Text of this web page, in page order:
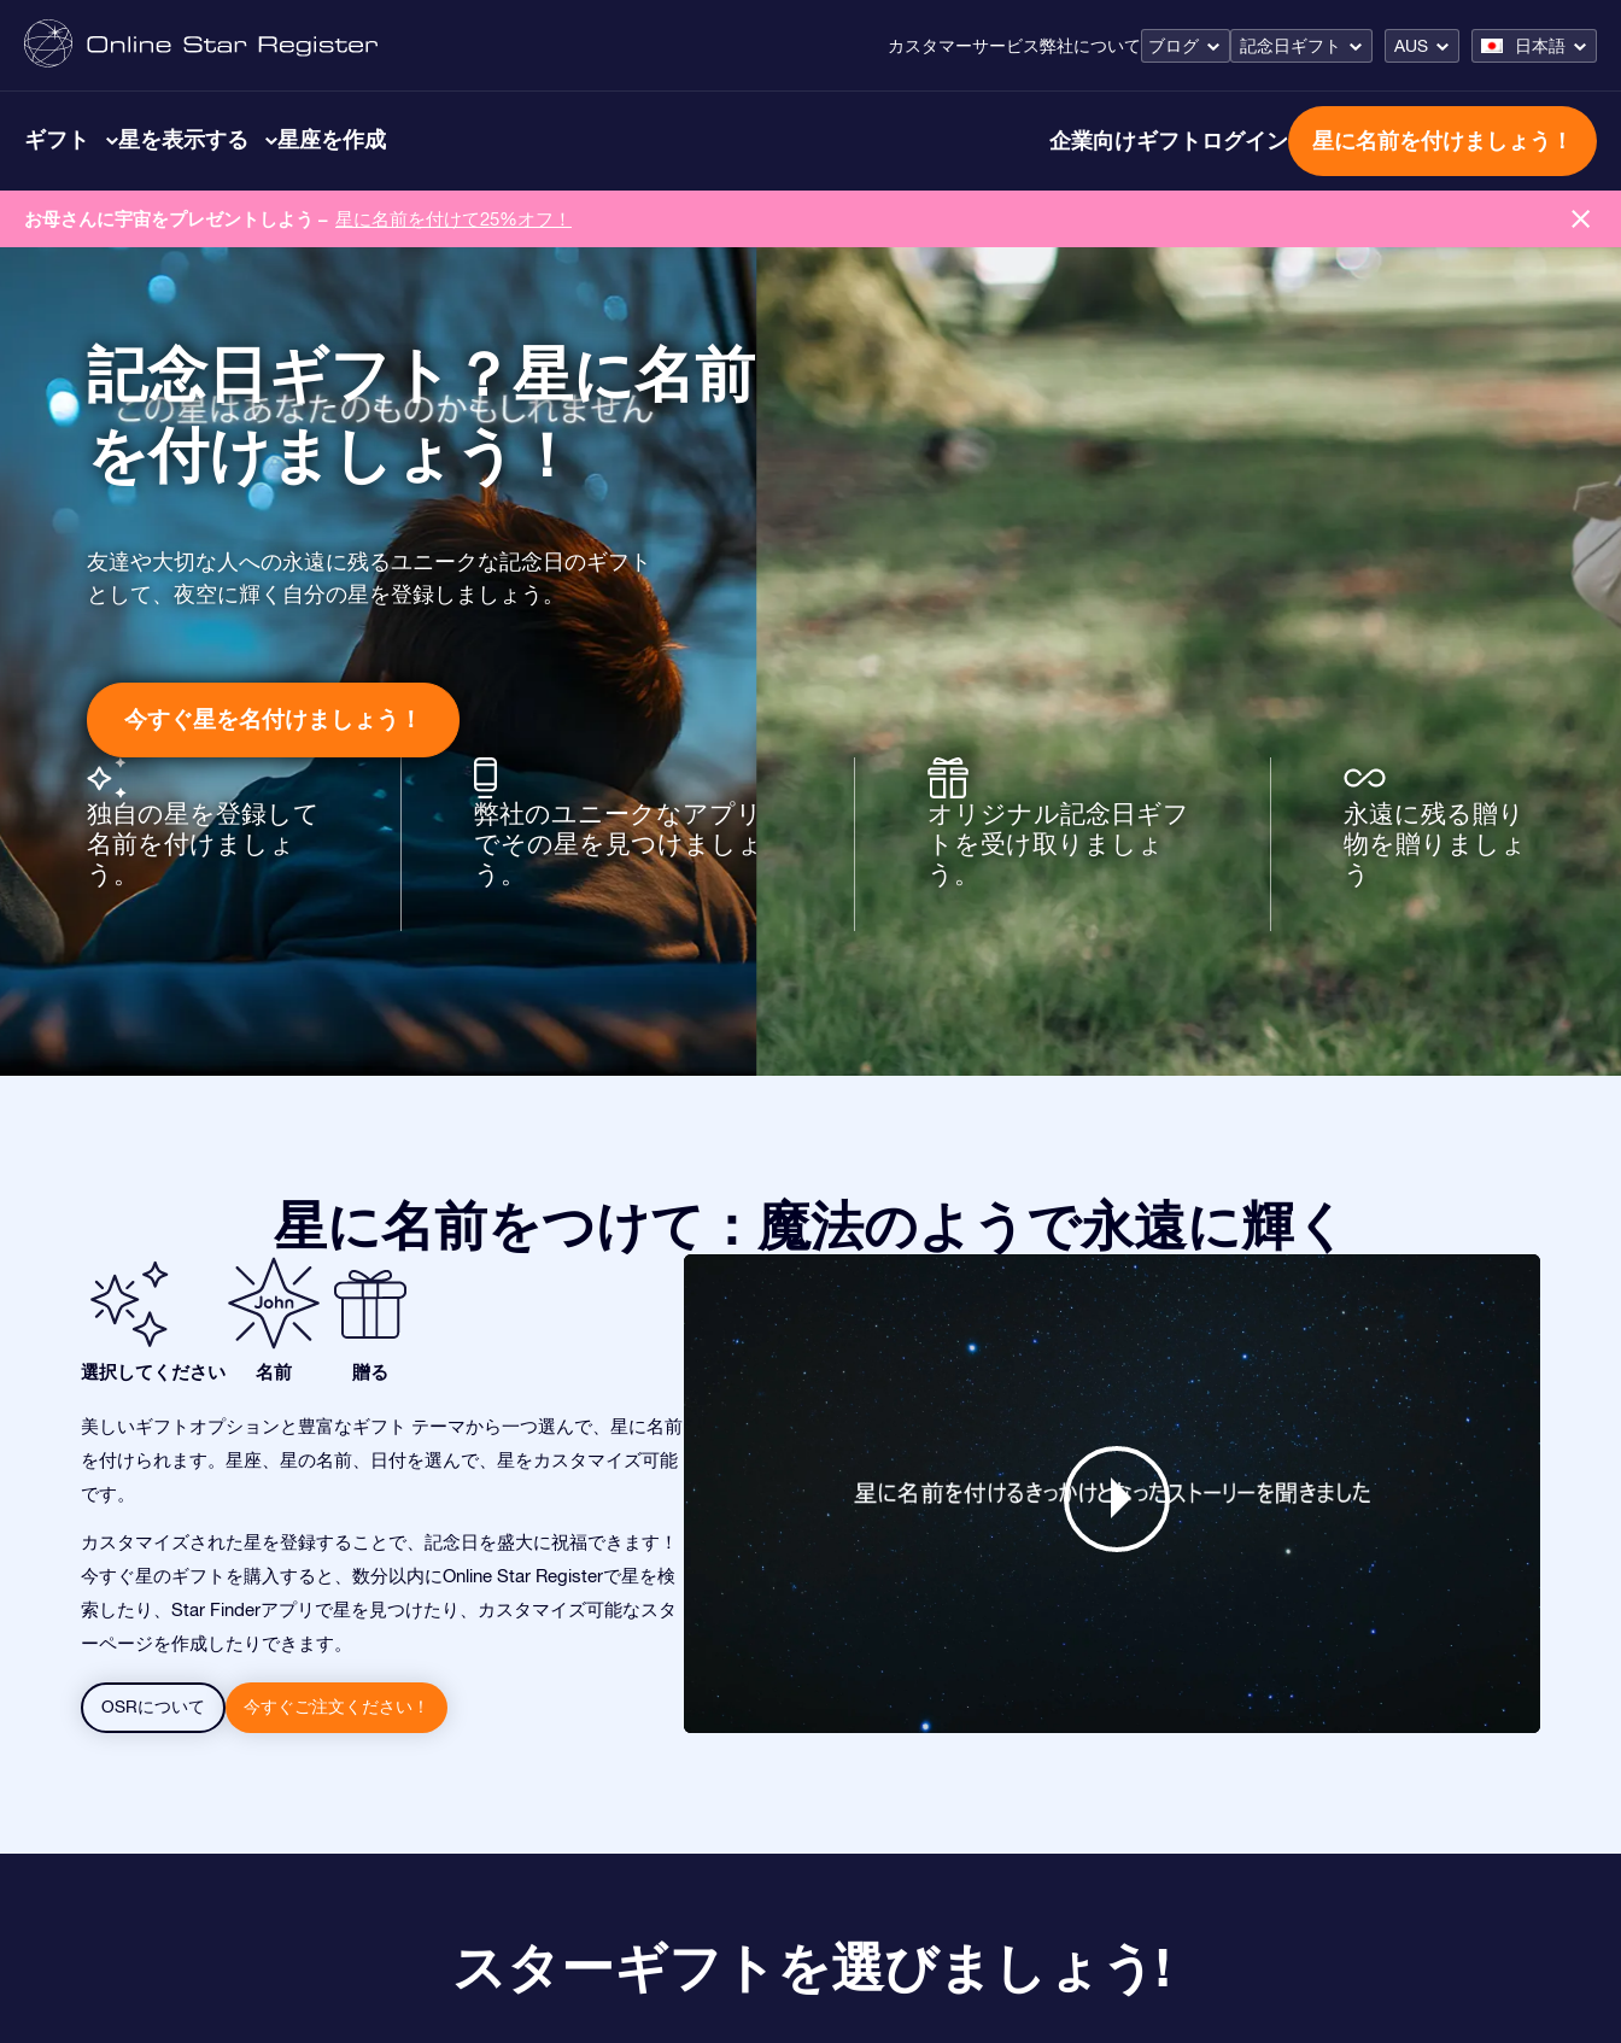
カスタマーサービス弊社について ブログ 記念日ギフト AUS 日本語
ギフト 星を表示する 星座を作成 企業向けギフト ログイン 星に名前を付けましょう！
お母さんに宇宙をプレゼントしよう – 星に名前を付けて25%オフ！
記念日ギフト？星に名前
を付けましょう！
友達や大切な人への永遠に残るユニークな記念日のギフト
として、夜空に輝く自分の星を登録しましょう。
今すぐ星を名付けましょう！
独自の星を登録して
名前を付けましょ
う。
弊社のユニークなアプリ
でその星を見つけましょ
う。
オリジナル記念日ギフ
トを受け取りましょ
う。
永遠に残る贈り
物を贈りましょ
う
星に名前をつけて：魔法のようで永遠に輝く
選択してください 名前 贈る
美しいギフトオプションと豊富なギフト テーマから一つ選んで、星に名前
を付けられます。星座、星の名前、日付を選んで、星をカスタマイズ可能
です。
カスタマイズされた星を登録することで、記念日を盛大に祝福できます！
今すぐ星のギフトを購入すると、数分以内にOnline Star Registerで星を検
索したり、Star Finderアプリで星を見つけたり、カスタマイズ可能なスタ
ーページを作成したりできます。
OSRについて 今すぐご注文ください！
スターギフトを選びましょう!